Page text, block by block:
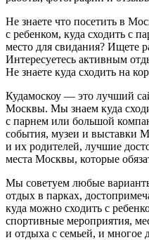
Не знаете что посетить в
с ребенком, куда сходить с
место для свидания? Ищете
Интересуетесь активным
Не знаете куда сходить на
Кудамоскоу — это лучший
Москвы. Мы знаем куда
с парнем или большой
события, музеи и выставки
и их родителей, лучшие
места Москвы, которые
Мы советуем любые
отдых в парках,
куда можно сходить с
спортивные мероприятия,
и отдыха с семьей, и многое